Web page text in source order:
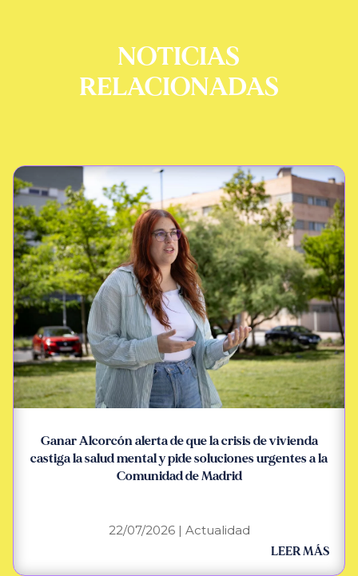
NOTICIAS
RELACIONADAS
Ganar Alcorcón alerta de que la crisis de vivienda
castiga la salud mental y pide soluciones urgentes a la
Comunidad de Madrid
22/07/2026| Actualidad
LEER MÁS